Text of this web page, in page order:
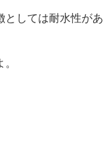
としては耐水性があ